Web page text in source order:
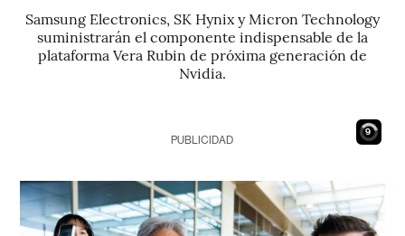
Samsung Electronics, SK Hynix y Micron Technology
suministrarán el componente indispensable de la
plataforma Vera Rubin de próxima generación de
Nvidia.
8
PUBLICIDAD